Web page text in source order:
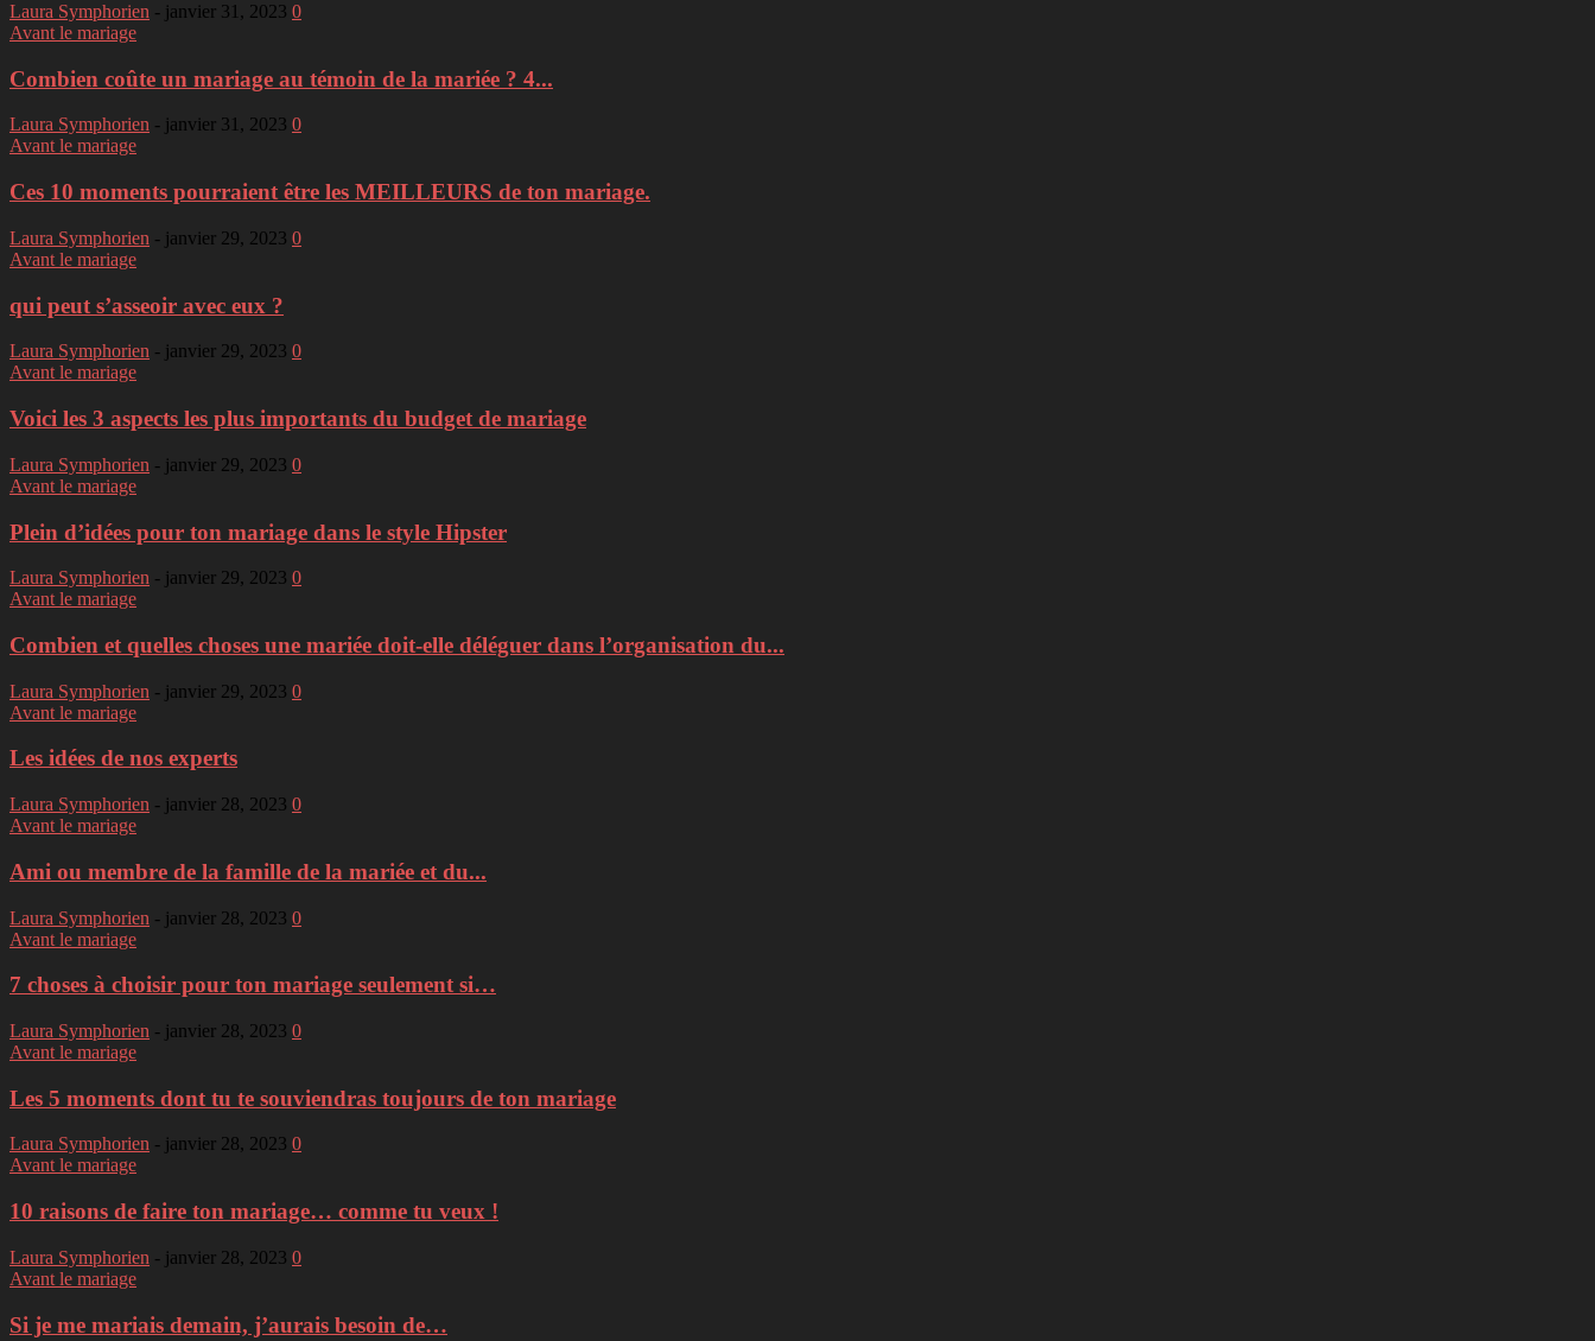
Laura Symphorien - janvier 31, 2023 0
Avant le mariage
Combien coûte un mariage au témoin de la mariée ? 4...
Laura Symphorien - janvier 31, 2023 0
Avant le mariage
Ces 10 moments pourraient être les MEILLEURS de ton mariage.
Laura Symphorien - janvier 29, 2023 0
Avant le mariage
qui peut s’asseoir avec eux ?
Laura Symphorien - janvier 29, 2023 0
Avant le mariage
Voici les 3 aspects les plus importants du budget de mariage
Laura Symphorien - janvier 29, 2023 0
Avant le mariage
Plein d’idées pour ton mariage dans le style Hipster
Laura Symphorien - janvier 29, 2023 0
Avant le mariage
Combien et quelles choses une mariée doit-elle déléguer dans l’organisation du...
Laura Symphorien - janvier 29, 2023 0
Avant le mariage
Les idées de nos experts
Laura Symphorien - janvier 28, 2023 0
Avant le mariage
Ami ou membre de la famille de la mariée et du...
Laura Symphorien - janvier 28, 2023 0
Avant le mariage
7 choses à choisir pour ton mariage seulement si…
Laura Symphorien - janvier 28, 2023 0
Avant le mariage
Les 5 moments dont tu te souviendras toujours de ton mariage
Laura Symphorien - janvier 28, 2023 0
Avant le mariage
10 raisons de faire ton mariage… comme tu veux !
Laura Symphorien - janvier 28, 2023 0
Avant le mariage
Si je me mariais demain, j’aurais besoin de…